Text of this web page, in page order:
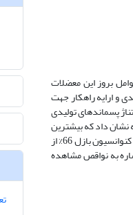
بروز این معضلات
و ارایه راهکار جهت
پسماندهای تولیدی
داد که بیشترین
مقدار پسماند تولیدی در پالایشگاه شیراز، مایعات نفتی و ورق فلزی است و نیز پسماندهای فرایندی 77% از کل پسماندهای تولیدی را تشکیل می‌‌دهند. بر اساس کنوانسیون بازل 66% از
به نواقص مشاهده